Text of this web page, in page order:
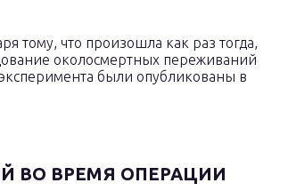
тому, что произошла как раз тогда,
околосмертных переживаний
были опубликованы в
ВО ВРЕМЯ ОПЕРАЦИИ